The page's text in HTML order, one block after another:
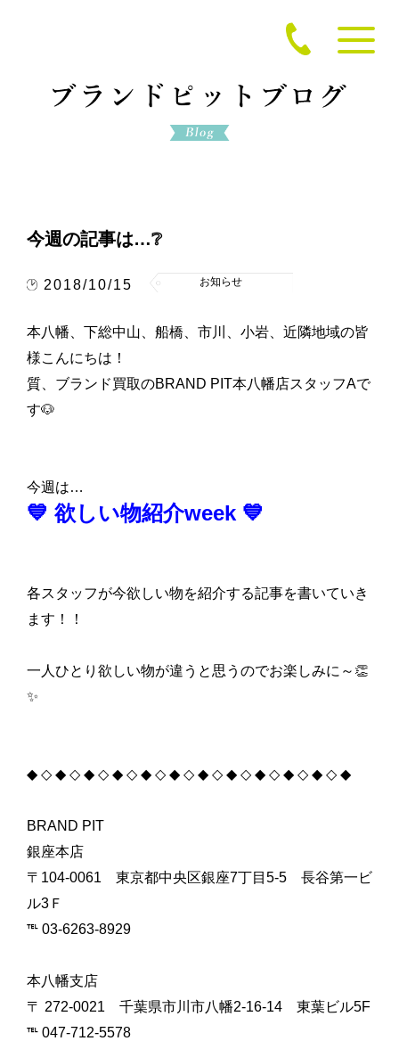
今週の記事は…❔
2018/10/15 お知らせ
本八幡、下総中山、船橋、市川、小岩、近隣地域の皆
様こんにちは！
質、ブランド買取のBRAND PIT本八幡店スタッフAで
す🐶
今週は…
💙 欲しい物紹介week 💙
各スタッフが今欲しい物を紹介する記事を書いていき
ます！！
一人ひとり欲しい物が違うと思うのでお楽しみに～👏
✨
◆ ◇ ◆ ◇ ◆ ◇ ◆ ◇ ◆ ◇ ◆ ◇ ◆ ◇ ◆ ◇ ◆ ◇ ◆ ◇ ◆ ◇ ◆
BRAND PIT
銀座本店
〒 104-0061 東京都中央区銀座7丁目 5-5長谷第一ビ
ル3Ｆ
℡ 03-6263-8929
本八幡支店
〒 272-0021 千葉県市川市八幡2-16-14東葉ビル5F
℡ 047-712-5578